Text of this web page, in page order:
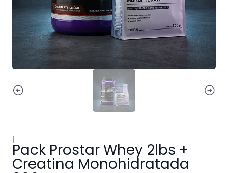
|
Pack Prostar Whey 2lbs +
Creatina Monohidratada